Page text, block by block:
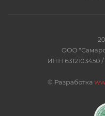
ООО
ИНН 6312103450 /
© Разработка